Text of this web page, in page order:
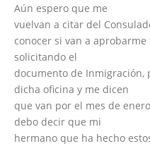
Aún espero que me
vuelvan a citar del
conocer si van a
solicitando el
documento de Inmigración,
dicha oficina y me dicen
que van por el mes de
debo decir que mi
hermano que ha hecho